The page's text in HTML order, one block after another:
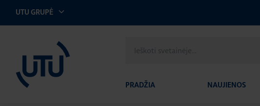
UTU GRUPĖ
svetainėje
PRADŽIA NAUJIENOS